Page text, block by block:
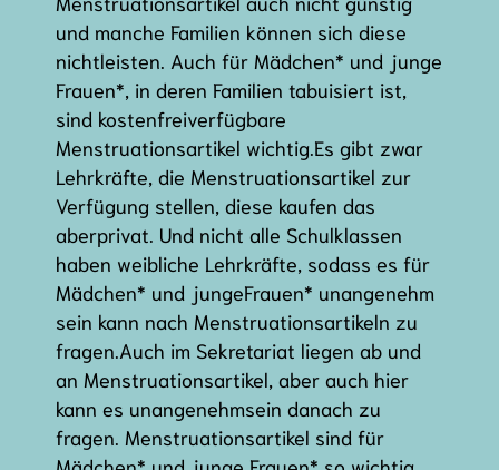
und manche Familien können sich diese
nichtleisten. Auch für Mädchen* und junge
Frauen*, in deren Familien tabuisiert ist,
sind kostenfreiverfügbare
Menstruationsartikel wichtig.Es gibt zwar
Lehrkräfte, die Menstruationsartikel zur
Verfügung stellen, diese kaufen das
aberprivat. Und nicht alle Schulklassen
haben weibliche Lehrkräfte, sodass es für
Mädchen* und jungeFrauen* unangenehm
sein kann nach Menstruationsartikeln zu
fragen.Auch im Sekretariat liegen ab und
an Menstruationsartikel, aber auch hier
kann es unangenehmsein danach zu
fragen. Menstruationsartikel sind für